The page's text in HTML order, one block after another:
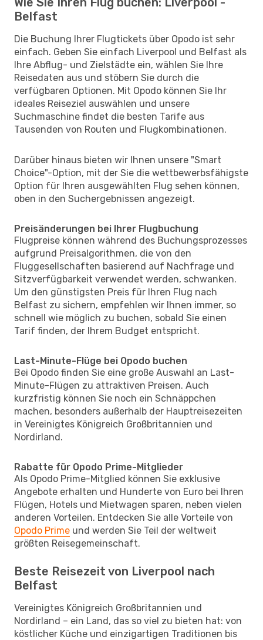
Belfast
Die Buchung Ihrer Flugtickets über Opodo ist sehr
einfach. Geben Sie einfach Liverpool und Belfast als
Ihre Abflug- und Zielstädte ein, wählen Sie Ihre
Reisedaten aus und stöbern Sie durch die
verfügbaren Optionen. Mit Opodo können Sie Ihr
ideales Reiseziel auswählen und unsere
Suchmaschine findet die besten Tarife aus
Tausenden von Routen und Flugkombinationen.
Darüber hinaus bieten wir Ihnen unsere "Smart
Choice"-Option, mit der Sie die wettbewerbsfähigste
Option für Ihren ausgewählten Flug sehen können,
oben in den Suchergebnissen angezeigt.
Preisänderungen bei Ihrer Flugbuchung
Flugpreise können während des Buchungsprozesses
aufgrund Preisalgorithmen, die von den
Fluggesellschaften basierend auf Nachfrage und
Sitzverfügbarkeit verwendet werden, schwanken.
Um den günstigsten Preis für Ihren Flug nach
Belfast zu sichern, empfehlen wir Ihnen immer, so
schnell wie möglich zu buchen, sobald Sie einen
Tarif finden, der Ihrem Budget entspricht.
Last-Minute-Flüge bei Opodo buchen
Bei Opodo finden Sie eine große Auswahl an Last-
Minute-Flügen zu attraktiven Preisen. Auch
kurzfristig können Sie noch ein Schnäppchen
machen, besonders außerhalb der Hauptreisezeiten
in Vereinigtes Königreich Großbritannien und
Nordirland.
Rabatte für Opodo Prime-Mitglieder
Als Opodo Prime-Mitglied können Sie exklusive
Angebote erhalten und Hunderte von Euro bei Ihren
Flügen, Hotels und Mietwagen sparen, neben vielen
anderen Vorteilen. Entdecken Sie alle Vorteile von
Opodo Prime und werden Sie Teil der weltweit
größten Reisegemeinschaft.
Beste Reisezeit von Liverpool nach
Belfast
Vereinigtes Königreich Großbritannien und
Nordirland – ein Land, das so viel zu bieten hat: von
köstlicher Küche und einzigartigen Traditionen bis